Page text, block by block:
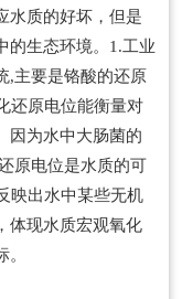
水质的好坏，但是
的生态环境。1.工业
,主要是铬酸的还原
还原电位能衡量对
因为水中大肠菌的
原电位是水质的可
映出水中某些无机
体现水质宏观氧化